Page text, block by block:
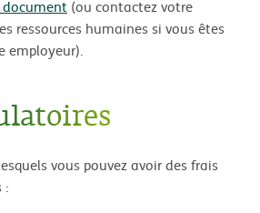
document (ou contactez votre
ressources humaines si vous êtes
employeur).
vous pouvez avoir des frais
: